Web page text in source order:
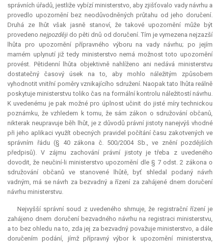
správních úřadů, jestliže vybízí ministerstvo, aby zjišťovalo vady návrhu a
provedlo upozornění bez neodůvodněných průtahu od jeho doručení.
Druhá ze lhůt však jasně stanoví, že takové upozornění může být
provedenonejpozději do pěti dnů od doručení. Tím je vymezena nejzazší
lhůta pro upozornění přípravného výboru na vady návrhu; po jejím
marném uplynutí již tedy ministerstvo nemá možnost toto upozornění
provést. Pětidenní lhůta objektivně nahlíženo ani nedává ministerstvu
dostatečný časový úsek na to, aby mohlo náležitým způsobem
vyhodnotit vnitřní poměry vznikajícího sdružení. Naopak tato lhůta reálně
poskytuje ministerstvu toliko čas na formální kontrolu náležitostí návrhu.
K uvedenému je pak možné pro úplnost učinit do jisté míry technickou
poznámku, že vzhledem k tomu, že sám zákon o sdružování občanů,
nikterak neupravuje běh lhůt, je z důvodů právní jistoty nanejvýš vhodné
při jeho aplikaci využít obecných pravidel počítání času zakotvených ve
správním řádu (§ 40 zákona č. 500/2004 Sb., ve znění pozdějších
předpisů). V zájmu zachování právní jistoty je třeba z uvedeného
dovodit, že neučiní-li ministerstvo upozornění dle § 7 odst. 2 zákona o
sdružování občanů ve stanovené lhůtě, byť shledal podaný návrh
vadným, má se návrh za bezvadný a řízení za zahájené dnem doručení
návrhu ministerstvu.
Nejvyšší správní soud z uvedeného shrnuje, že registrační řízení je
zahájeno dnem doručení bezvadného návrhu na registraci ministerstvu,
a to bez ohledu na to, zda jej za bezvadný považuje ministerstvo, a dále
doručením podání, jímž přípravný výbor k upozornění ministerstva,